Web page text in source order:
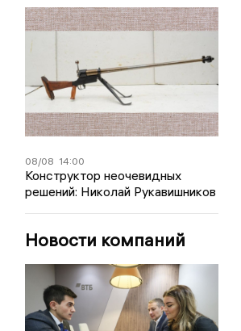
08/08 14:00
Конструктор неочевидных
решений: Николай Рукавишников
Новости компаний